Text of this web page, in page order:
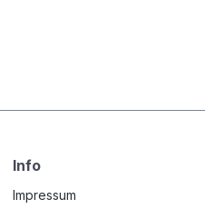
Info
Impressum